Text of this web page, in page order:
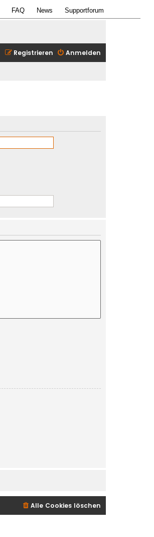
FAQ News Supportforum
Anmelden
Registrieren
Alle Cookies löschen